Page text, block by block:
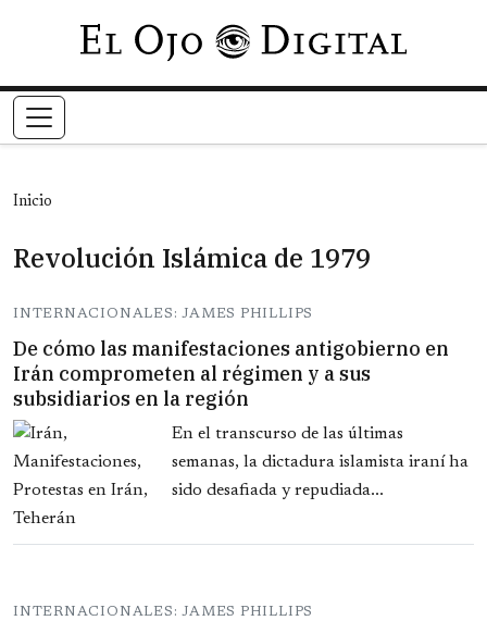
Pasar al contenido principal
Inicio
Revolución Islámica de 1979
INTERNACIONALES: JAMES PHILLIPS
De cómo las manifestaciones antigobierno en
Irán comprometen al régimen y a sus
subsidiarios en la región
En el transcurso de las últimas
semanas, la dictadura islamista iraní ha
sido desafiada y repudiada...
INTERNACIONALES: JAMES PHILLIPS